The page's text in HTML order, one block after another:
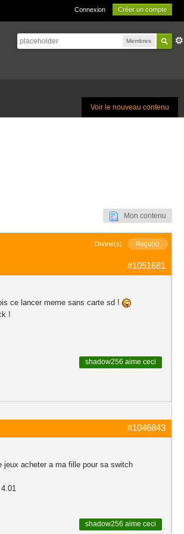
Connexion Créer un compte
Membres
Voir le nouveau contenu
Mon contenu
Donné(s) Reçu(s)
#1051681
ce lancer meme sans carte sd !
!
shadow256 aime ceci
#1046843
jeux acheter a ma fille pour sa switch
shadow256 aime ceci